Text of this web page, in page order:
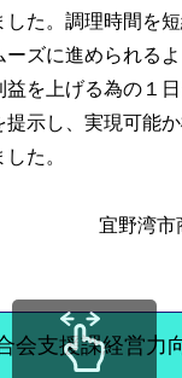
した。調理時間を
ズに進められる
を上げる為の１
提示し、実現可能
た。
宜野湾
会支援課経営力